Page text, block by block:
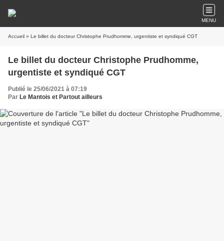
MENU
Accueil » Le billet du docteur Christophe Prudhomme, urgentiste et syndiqué CGT
Le billet du docteur Christophe Prudhomme,
urgentiste et syndiqué CGT
Publié le 25/06/2021 à 07:19
Par Le Mantois et Partout ailleurs